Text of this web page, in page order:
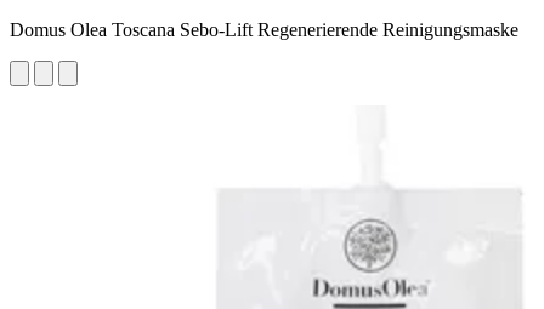
Domus Olea Toscana Sebo-Lift Regenerierende Reinigungsmaske